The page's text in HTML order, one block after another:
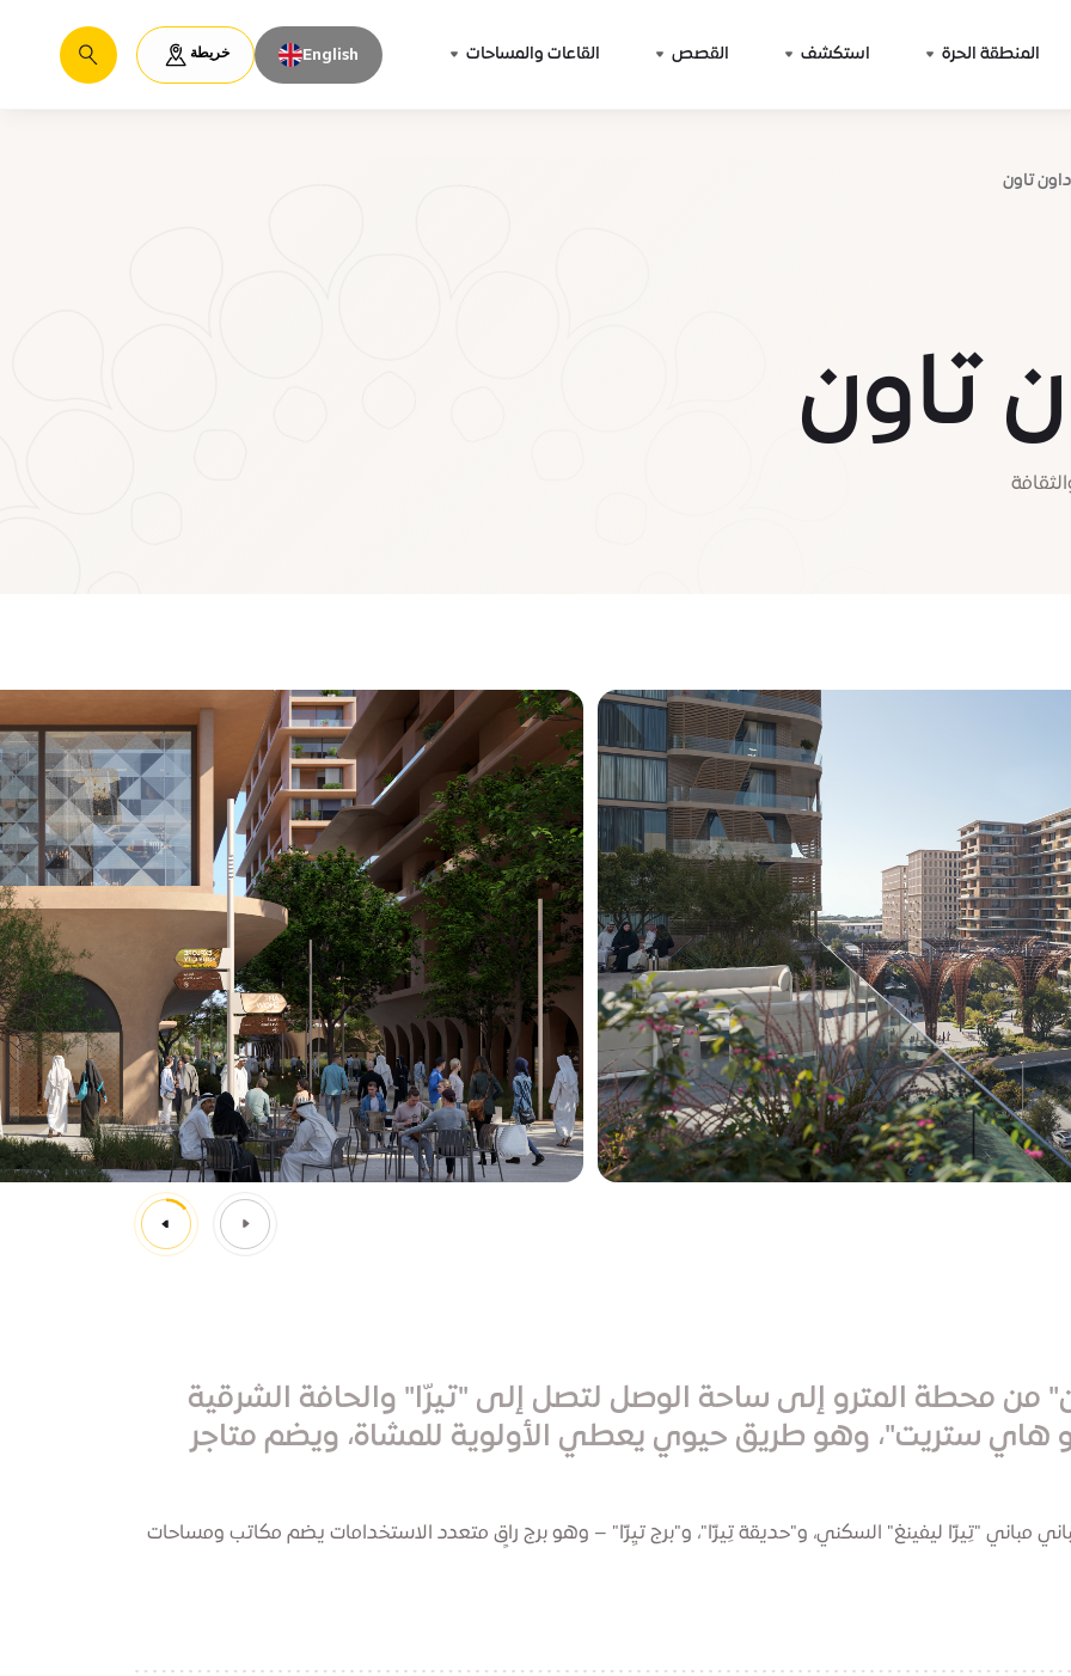
المنطقة الحرة استكشف القصص القاعات والمساحات English خريطة
يبحث
تاون
تاون
من محطة المترو إلى ساحة الوصل لتصل إلى "تيرّا" والحافة الشرقية
هاي ستريت"، وهو طريق حيوي يعطي الأولوية للمشاة، ويضم متاجر
"تِيرّا ليفينغ" السكني، و"حديقة تِيرّا"، و"برج تيِرّا" – وهو برج راقٍ متعدد الاستخدامات يضم مكاتب ومساحات